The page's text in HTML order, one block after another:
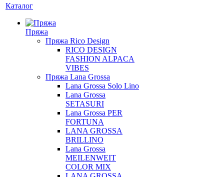
Каталог
Пряжа
Пряжа Rico Design
RICO DESIGN
FASHION ALPACA
VIBES
Пряжа Lana Grossa
Lana Grossa Solo Lino
Lana Grossa
SETASURI
Lana Grossa PER
FORTUNA
LANA GROSSA
BRILLINO
Lana Grossa
MEILENWEIT
COLOR MIX